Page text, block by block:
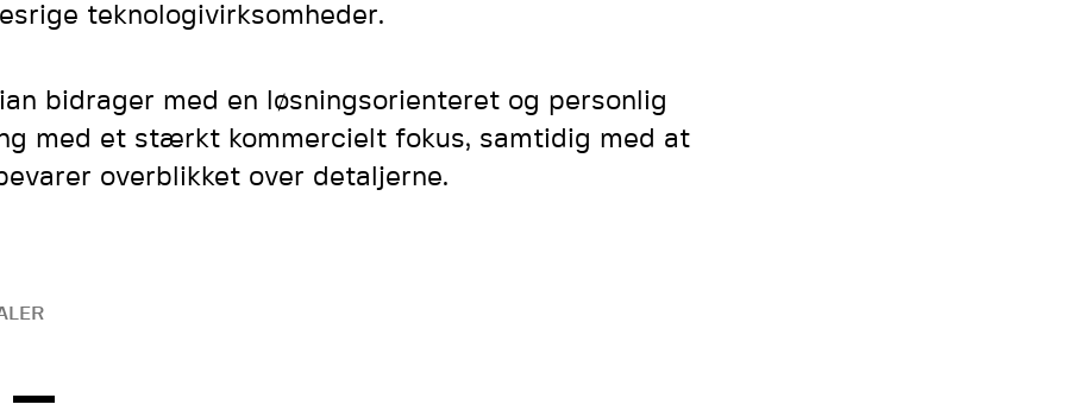
teknologivirksomheder.
bidrager med en løsningsorienteret og personlig
med et stærkt kommercielt fokus, samtidig med at
overblikket over detaljerne.